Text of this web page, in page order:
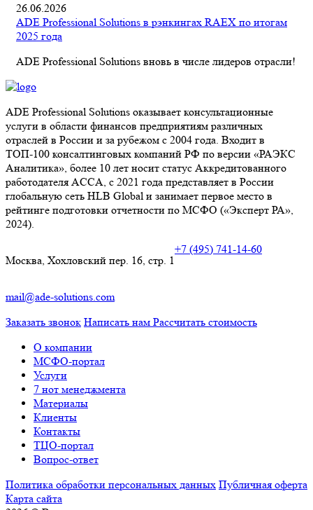
26.06.2026
ADE Professional Solutions в рэнкингах RAEX по итогам
2025 года
ADE Professional Solutions вновь в числе лидеров отрасли!
ADE Professional Solutions оказывает консультационные
услуги в области финансов предприятиям различных
отраслей в России и за рубежом с 2004 года. Входит в
ТОП-100 консалтинговых компаний РФ по версии «РАЭКС
Аналитика», более 10 лет носит статус Аккредитованного
работодателя ACCA, с 2021 года представляет в России
глобальную сеть HLB Global и занимает первое место в
рейтинге подготовки отчетности по МСФО («Эксперт РА»,
2024).
Москва, Хохловский пер. 16, стр. 1
+7 (495) 741-14-60
mail@ade-solutions.com
Заказать звонок Написать нам Рассчитать стоимость
О компании
МСФО-портал
Услуги
7 нот менеджмента
Материалы
Клиенты
Контакты
ТЦО-портал
Вопрос-ответ
Политика обработки персональных данных Публичная оферта
Карта сайта